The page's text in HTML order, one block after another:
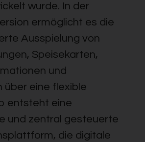
wurde. In der
ermöglicht es die
Ausspielung von
Speisekarten,
und
über eine flexible
entsteht eine
und zentral gesteuerte
die digitale